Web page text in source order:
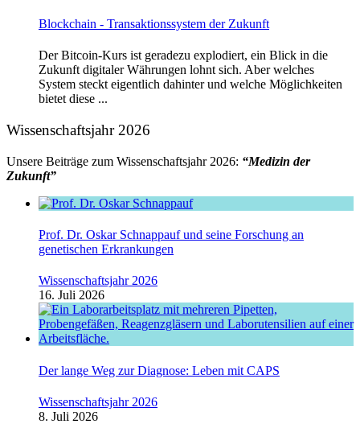
Blockchain - Transaktionssystem der Zukunft
Der Bitcoin-Kurs ist geradezu explodiert, ein Blick in die
Zukunft digitaler Währungen lohnt sich. Aber welches
System steckt eigentlich dahinter und welche Möglichkeiten
bietet diese ...
Wissenschaftsjahr 2026
Unsere Beiträge zum Wissenschaftsjahr 2026: “Medizin der
Zukunft”
Prof. Dr. Oskar Schnappauf und seine Forschung an
genetischen Erkrankungen
Wissenschaftsjahr 2026
16. Juli 2026
Der lange Weg zur Diagnose: Leben mit CAPS
Wissenschaftsjahr 2026
8. Juli 2026